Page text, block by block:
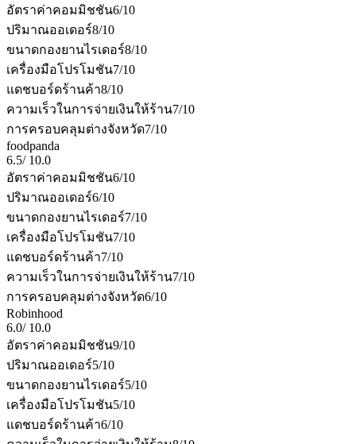
อัตราค่าคอมมิชชัน6/10
ปริมาณออเดอร์8/10
ขนาดกองยานไรเดอร์8/10
เครื่องมือโปรโมชัน7/10
แดชบอร์ดร้านค้า8/10
ความเร็วในการจ่ายเงินให้ร้าน7/10
การครอบคลุมต่างจังหวัด7/10
foodpanda
6.5/ 10.0
อัตราค่าคอมมิชชัน6/10
ปริมาณออเดอร์6/10
ขนาดกองยานไรเดอร์7/10
เครื่องมือโปรโมชัน7/10
แดชบอร์ดร้านค้า7/10
ความเร็วในการจ่ายเงินให้ร้าน7/10
การครอบคลุมต่างจังหวัด6/10
Robinhood
6.0/ 10.0
อัตราค่าคอมมิชชัน9/10
ปริมาณออเดอร์5/10
ขนาดกองยานไรเดอร์5/10
เครื่องมือโปรโมชัน5/10
แดชบอร์ดร้านค้า6/10